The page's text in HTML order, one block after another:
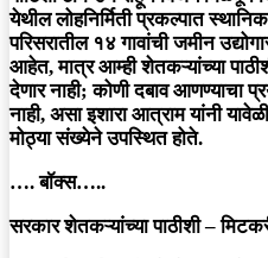
येथील लोहनिर्मिती प्रकल्पात
परिसरातील १४ गावांची जमीन
आहेत, मात्र आम्ही शेतकऱ्यांच्या
देणार नाही; कोणी दबाव आणण्याचा
नाही, असा इशारा आत्राम यांनी
मोठ्या संख्येने उपस्थित होते.
…. बॉक्स…..
सरकार शेतकऱ्यांच्या पाठीशी –